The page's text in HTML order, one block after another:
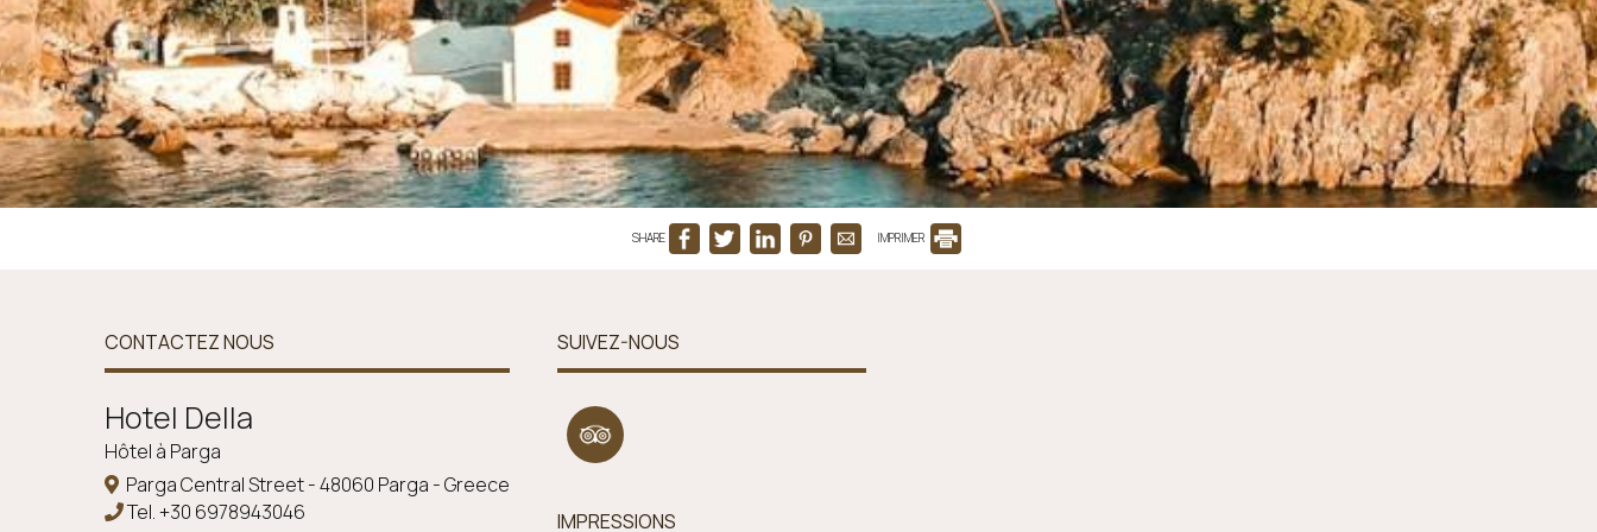
SHARE IMPRIMER
CONTACTEZ NOUS
Ηotel Della
Hôtel à Parga
Parga Central Street - 48060 Parga - Greece
Tel.+30 6978943046
SUIVEZ-NOUS
IMPRESSIONS